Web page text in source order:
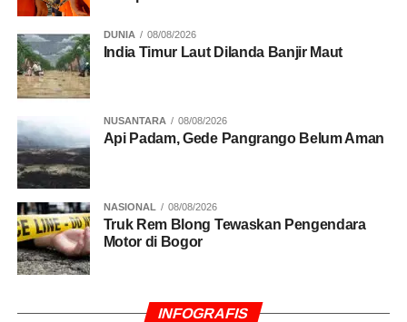
DUNIA 08/08/2026
India Timur Laut Dilanda Banjir Maut
NUSANTARA 08/08/2026
Api Padam, Gede Pangrango Belum Aman
NASIONAL 08/08/2026
Truk Rem Blong Tewaskan Pengendara
Motor di Bogor
INFOGRAFIS